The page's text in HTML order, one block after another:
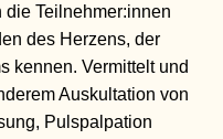
die Teilnehmer:innen
des Herzens, der
kennen. Vermittelt und
Auskultation von
Pulspalpation